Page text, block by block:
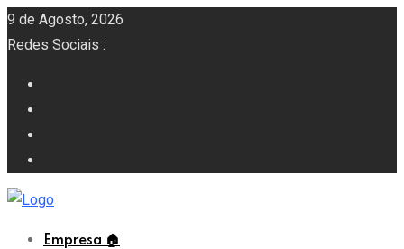
9 de Agosto, 2026
Redes Sociais :
Empresa 🏠